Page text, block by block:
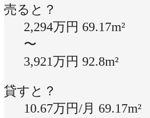
売ると？
2,294万円 69.17m²
〜
3,921万円 92.8m²
貸すと？
10.67万円/月 69.17m²